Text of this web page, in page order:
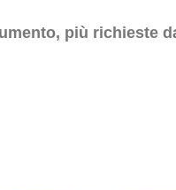
più richieste